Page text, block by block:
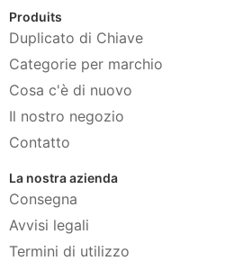
Produits
Duplicato di Chiave
Categorie per marchio
Cosa c'è di nuovo
Il nostro negozio
Contatto
La nostra azienda
Consegna
Avvisi legali
Termini di utilizzo